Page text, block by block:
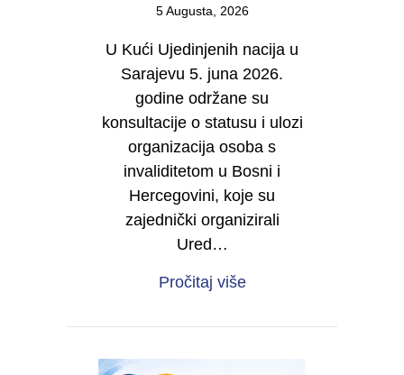
5 Augusta, 2026
U Kući Ujedinjenih nacija u
Sarajevu 5. juna 2026.
godine održane su
konsultacije o statusu i ulozi
organizacija osoba s
invaliditetom u Bosni i
Hercegovini, koje su
zajednički organizirali
Ured…
Pročitaj višeabout IZVJEŠTAJ O